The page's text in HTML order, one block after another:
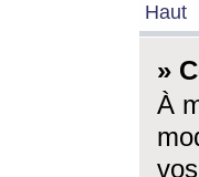
Haut
»
À